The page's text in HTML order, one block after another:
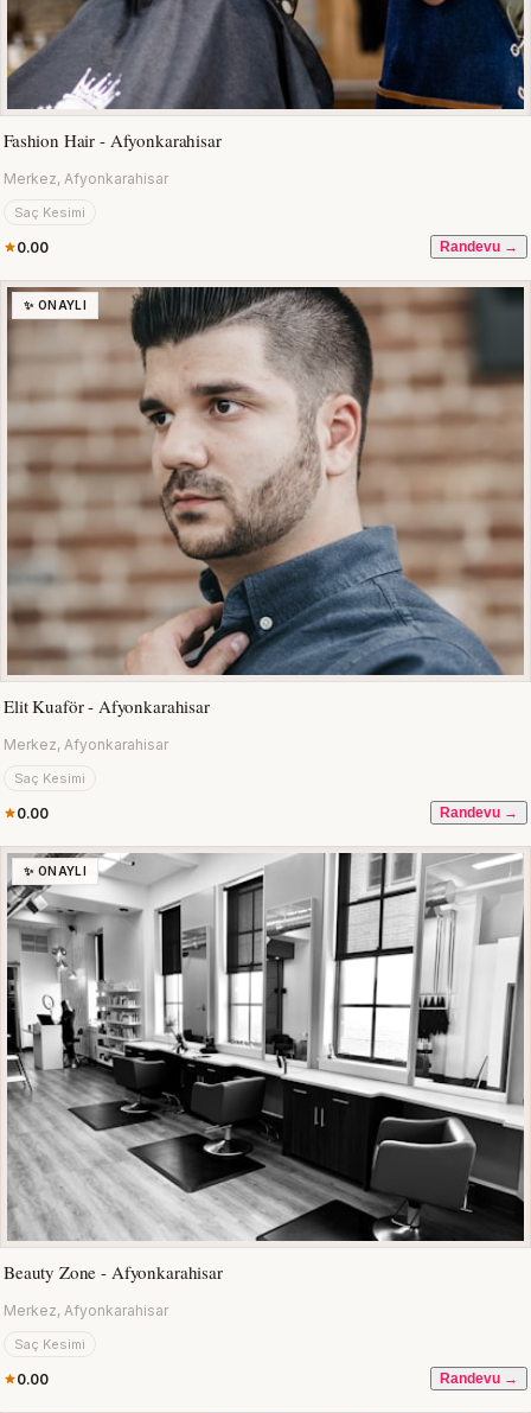
Fashion Hair - Afyonkarahisar
Merkez, Afyonkarahisar
Saç Kesimi
0.00 Randevu →
✨ ONAYLI
Elit Kuaför - Afyonkarahisar
Merkez, Afyonkarahisar
Saç Kesimi
0.00 Randevu →
✨ ONAYLI
Beauty Zone - Afyonkarahisar
Merkez, Afyonkarahisar
Saç Kesimi
0.00 Randevu →